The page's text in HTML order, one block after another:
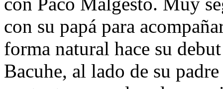
con su papá para
forma natural hace su
Bacuhe, al lado de su